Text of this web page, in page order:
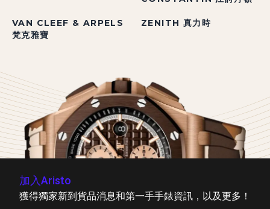
VAN CLEEF & ARPELS
梵克雅寶
ZENITH 真力時
加入Aristo
獲得獨家新到貨品消息和第一手手錶資訊，以及更多！